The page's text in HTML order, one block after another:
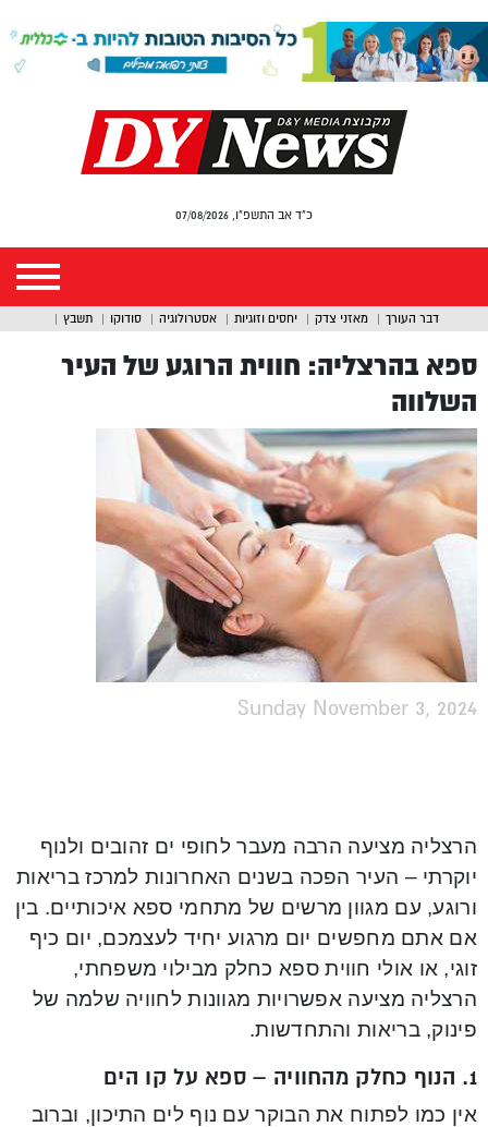
כ"ד אב התשפ"ו, 07/08/2026
דבר העורך מאזני צדק יחסים וזוגיות אסטרולוגיה סודוקו תשבץ
ספא בהרצליה: חווית הרוגע של העיר
השלווה
Sunday November 3, 2024
הרצליה מציעה הרבה מעבר לחופי ים זהובים ולנוף
יוקרתי – העיר הפכה בשנים האחרונות למרכז בריאות
ורוגע, עם מגוון מרשים של מתחמי ספא איכותיים. בין
אם אתם מחפשים יום מרגוע יחיד לעצמכם, יום כיף
זוגי, או אולי חווית ספא כחלק מבילוי משפחתי,
הרצליה מציעה אפשרויות מגוונות לחוויה שלמה של
פינוק, בריאות והתחדשות.
1. הנוף כחלק מהחוויה – ספא על קו הים
אין כמו לפתוח את הבוקר עם נוף לים התיכון, וברוב